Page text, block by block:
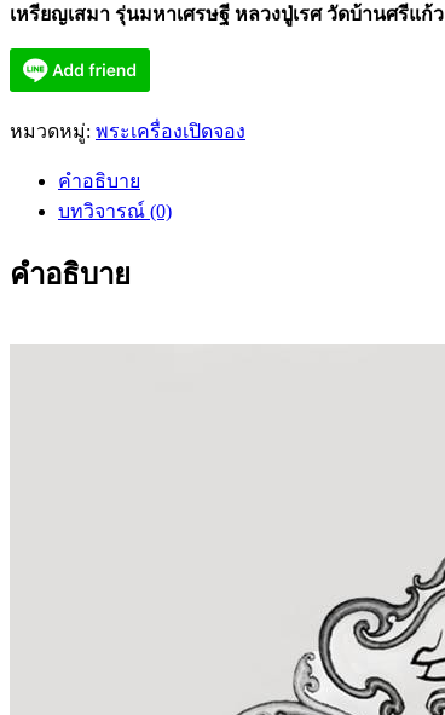
เหรียญเสมา รุ่นมหาเศรษฐี หลวงปู่เรศ วัดบ้านศรีแก้ว
หมวดหมู่: พระเครื่องเปิดจอง
คำอธิบาย
บทวิจารณ์ (0)
คำอธิบาย